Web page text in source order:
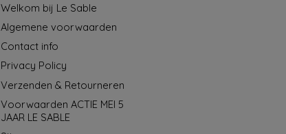
Welkom bij Le Sable
Algemene voorwaarden
Contact info
Privacy Policy
Verzenden & Retourneren
Voorwaarden ACTIE MEI 5
JAAR LE SABLE